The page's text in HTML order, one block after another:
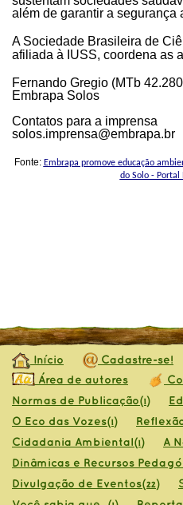
além de garantir a segurança
A Sociedade Brasileira de
afiliada à IUSS, coordena as
Fernando Gregio (MTb
Embrapa Solos
Contatos para a imprensa
solos.imprensa@embrapa.br
Fonte: Embrapa promove educação
do Solo - Portal
Início Cadastre-se!
Área de autores
Normas de Publicação(1)
O Eco das Vozes(1)
Cidadania Ambiental(1) A
Dinâmicas e Recursos
Divulgação de Eventos(22)